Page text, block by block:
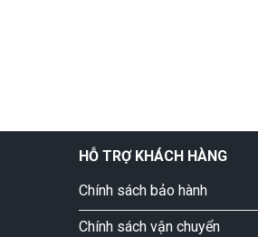
HỖ TRỢ KHÁCH HÀNG
Chính sách bảo hành
Chính sách vận chuyển